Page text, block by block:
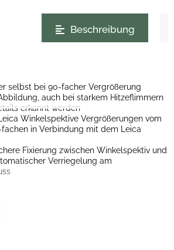
Beschreibung
selbst bei 90-facher Vergrößerung
auch bei starkem Hitzeflimmern
erkannt werden
Winkelspektive Vergrößerungen vom
in Verbindung mit dem Leica
Fixierung zwischen Winkelspektiv und
Verriegelung am
Winkel-Spektiven ermöglicht darüber